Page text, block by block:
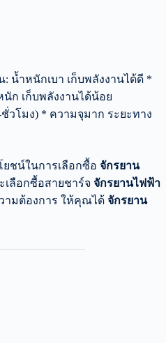
: น้ำหนักเบา เก็บพลังงานได้ดี *
ก เก็บพลังงานได้น้อย
วโมง) * ความจุมาก ระยะทาง
ยชน์ในการเลือกซื้อ จักรยาน
เลือกซื้อสายชาร์จ จักรยานไฟฟ้า
ามต้องการ ให้คุณได้ จักรยาน